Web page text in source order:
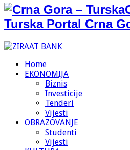
Turska Portal Crna
Home
EKONOMIJA
Biznis
Investicije
Tenderi
Vijesti
OBRAZOVANJE
Studenti
Vijesti